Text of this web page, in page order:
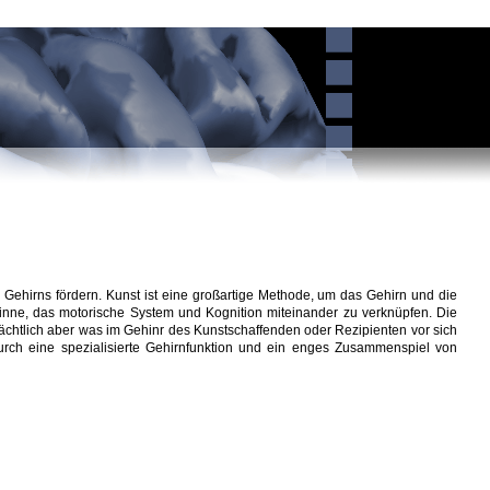
fördern. Kunst ist eine großartige Methode, um das Gehirn und die
das motorische System und Kognition miteinander zu verknüpfen. Die
aber was im Gehinr des Kunstschaffenden oder Rezipienten vor sich
eine spezialisierte Gehirnfunktion und ein enges Zusammenspiel von